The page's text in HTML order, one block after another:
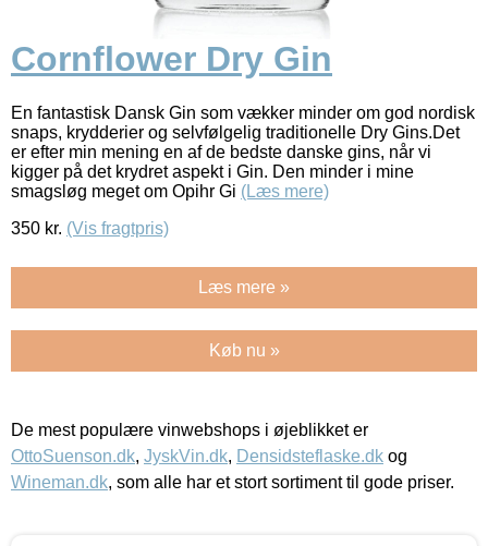
Cornflower Dry Gin
En fantastisk Dansk Gin som vækker minder om god nordisk
snaps, krydderier og selvfølgelig traditionelle Dry Gins.Det
er efter min mening en af de bedste danske gins, når vi
kigger på det krydret aspekt i Gin. Den minder i mine
smagsløg meget om Opihr Gi (Læs mere)
350 kr. (Vis fragtpris)
Læs mere »
Køb nu »
De mest populære vinwebshops i øjeblikket er
OttoSuenson.dk, JyskVin.dk, Densidsteflaske.dk og
Wineman.dk, som alle har et stort sortiment til gode priser.